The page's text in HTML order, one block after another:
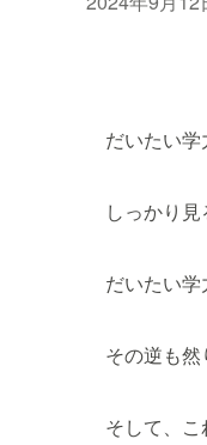
だいたい学
しっかり
だいたい学
その逆も然
そして、